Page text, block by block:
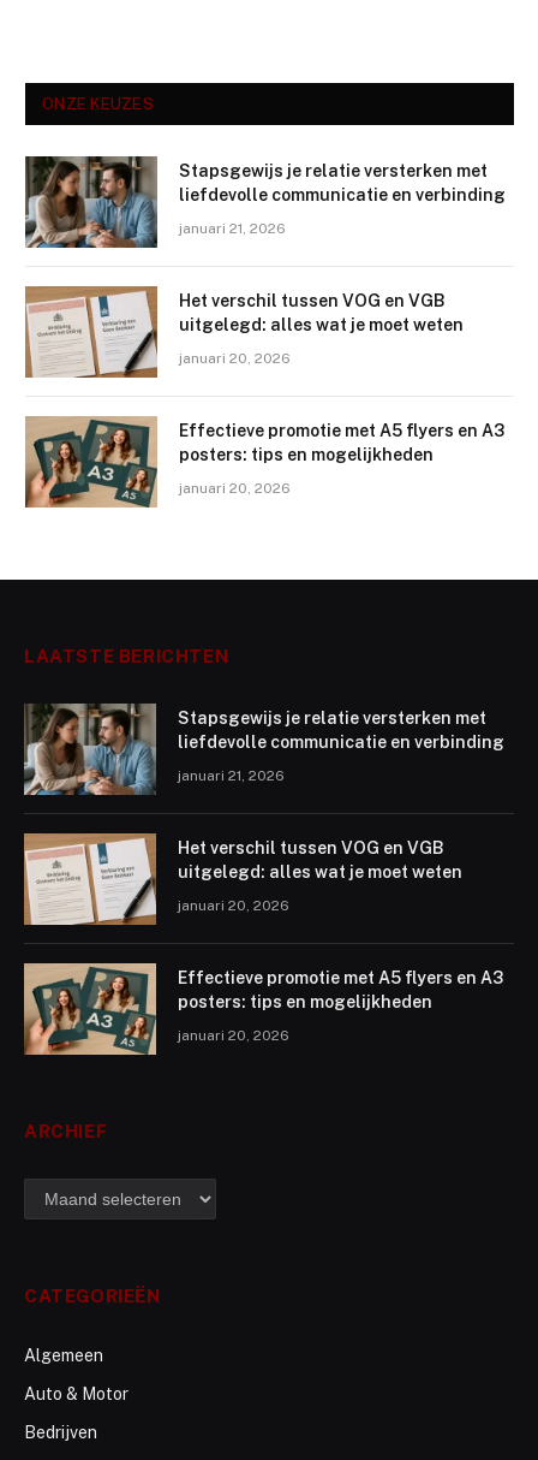
ONZE KEUZES
Stapsgewijs je relatie versterken met
liefdevolle communicatie en verbinding
januari 21, 2026
Het verschil tussen VOG en VGB
uitgelegd: alles wat je moet weten
januari 20, 2026
Effectieve promotie met A5 flyers en A3
posters: tips en mogelijkheden
januari 20, 2026
LAATSTE BERICHTEN
Stapsgewijs je relatie versterken met
liefdevolle communicatie en verbinding
januari 21, 2026
Het verschil tussen VOG en VGB
uitgelegd: alles wat je moet weten
januari 20, 2026
Effectieve promotie met A5 flyers en A3
posters: tips en mogelijkheden
januari 20, 2026
ARCHIEF
archief
CATEGORIEËN
Algemeen
Auto & Motor
Bedrijven